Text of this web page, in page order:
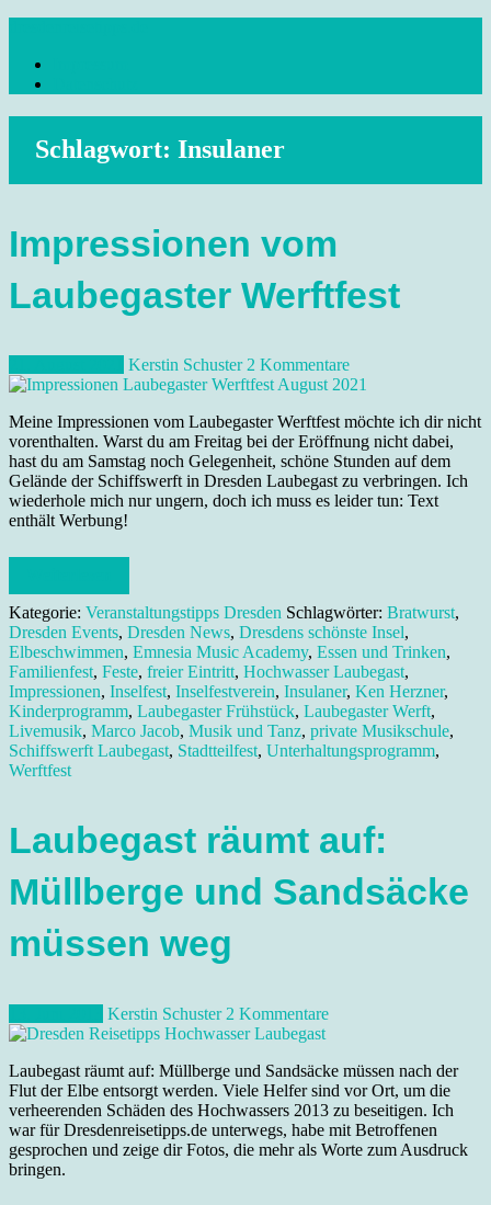
content
Reisetipps Dresden, Sehenswürdigkeiten, Ausflugsziele Sachsen,
Schlagwort: Insulaner
Impressionen vom
Laubegaster Werftfest
Kerstin Schuster 2 Kommentare
Meine Impressionen vom Laubegaster Werftfest möchte ich dir nicht
vorenthalten. Warst du am Freitag bei der Eröffnung nicht dabei,
hast du am Samstag noch Gelegenheit, schöne Stunden auf dem
Gelände der Schiffswerft in Dresden Laubegast zu verbringen. Ich
wiederhole mich nur ungern, doch ich muss es leider tun: Text
enthält Werbung!
Kategorie: Veranstaltungstipps Dresden Schlagwörter: Bratwurst,
Dresden Events, Dresden News, Dresdens schönste Insel,
Elbeschwimmen, Emnesia Music Academy, Essen und Trinken,
Familienfest, Feste, freier Eintritt, Hochwasser Laubegast,
Impressionen, Inselfest, Inselfestverein, Insulaner, Ken Herzner,
Kinderprogramm, Laubegaster Frühstück, Laubegaster Werft,
Livemusik, Marco Jacob, Musik und Tanz, private Musikschule,
Schiffswerft Laubegast, Stadtteilfest, Unterhaltungsprogramm,
Werftfest
Laubegast räumt auf:
Müllberge und Sandsäcke
müssen weg
Kerstin Schuster 2 Kommentare
Laubegast räumt auf: Müllberge und Sandsäcke müssen nach der
Flut der Elbe entsorgt werden. Viele Helfer sind vor Ort, um die
verheerenden Schäden des Hochwassers 2013 zu beseitigen. Ich
war für Dresdenreisetipps.de unterwegs, habe mit Betroffenen
gesprochen und zeige dir Fotos, die mehr als Worte zum Ausdruck
bringen.